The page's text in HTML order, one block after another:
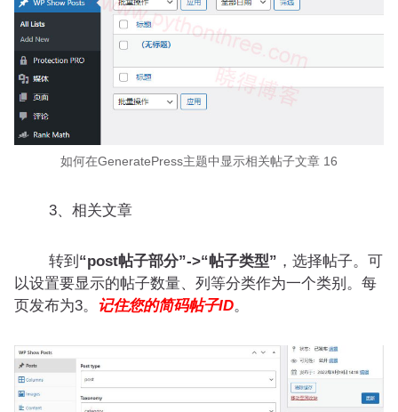
如何在GeneratePress主题中显示相关帖子文章 16
3、相关文章
转到 “post帖子部分”->“帖子类型” ，选择帖子。可
以设置要显示的帖子数量、列等分类作为一个类别。每
页发布为3。
记住您的简码帖子ID。